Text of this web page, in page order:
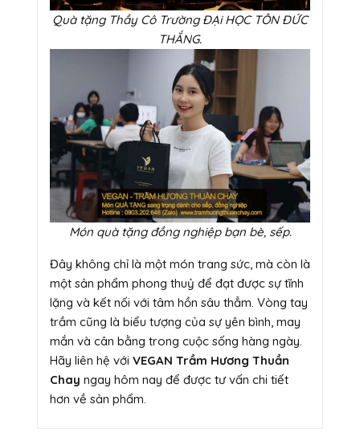
Quà tặng Thầy Cô Trường ĐẠi HỌC TÔN ĐỨC
THẮNG.
Món quà tặng đồng nghiệp bạn bè, sếp.
Đây không chỉ là một món trang sức, mà còn là
một sản phẩm phong thuỷ để đạt được sự tĩnh
lặng và kết nối với tâm hồn sâu thẳm. Vòng tay
trầm cũng là biểu tượng của sự yên bình, may
mắn và cân bằng trong cuộc sống hàng ngày.
Hãy liên hệ với VEGAN Trầm Hương Thuần
Chay ngay hôm nay để được tư vấn chi tiết
hơn về sản phẩm.